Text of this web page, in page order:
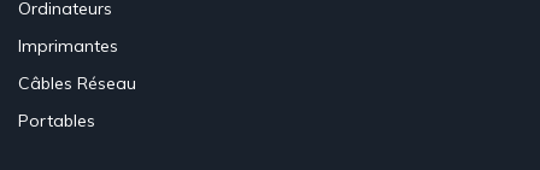
Ordinateurs
Imprimantes
Câbles Réseau
Portables